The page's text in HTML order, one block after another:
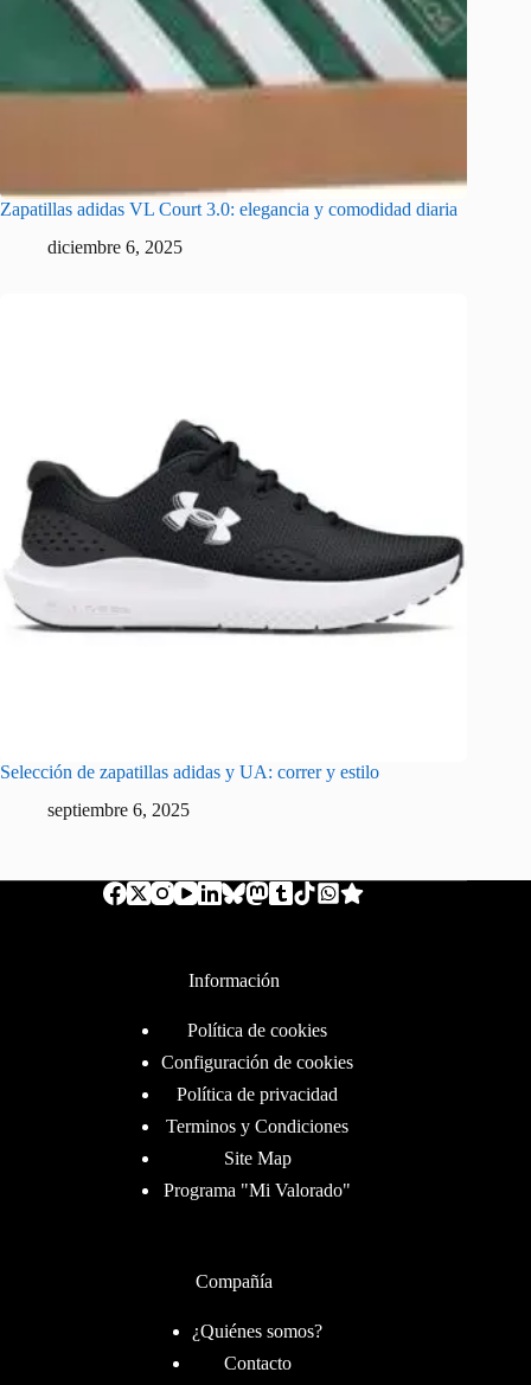
Zapatillas adidas VL Court 3.0: elegancia y comodidad diaria
diciembre 6, 2025
Selección de zapatillas adidas y UA: correr y estilo
septiembre 6, 2025
Información
Política de cookies
Configuración de cookies
Política de privacidad
Terminos y Condiciones
Site Map
Programa "Mi Valorado"
Compañía
¿Quiénes somos?
Contacto